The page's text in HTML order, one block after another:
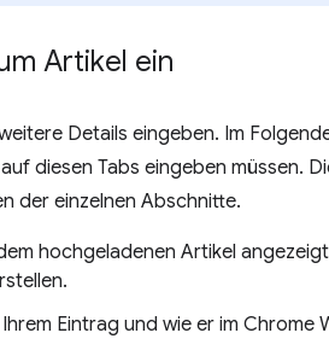
Artikel ein
Details eingeben. Im
diesen Tabs eingeben müssen.
der einzelnen Abschnitte.
hochgeladenen Artikel
Eintrag und wie er im Chrome